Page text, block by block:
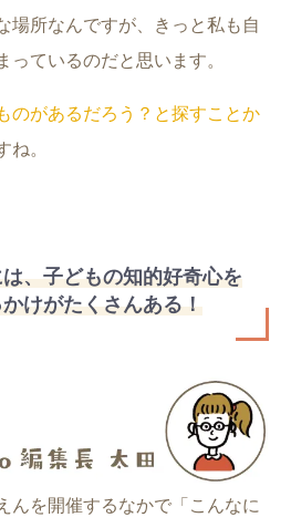
場所なんですが、きっと私も自
っているのだと思います。
のがあるだろう？と探すことか
ね。
、子どもの知的好奇心を
けがたくさんある！
んを開催するなかで「こんなに